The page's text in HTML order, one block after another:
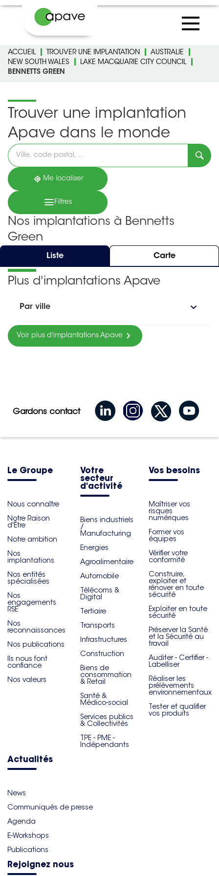
ACCUEIL TROUVER UNE IMPLANTATION
AUSTRALIE
NEW SOUTH WALES
LAKE MACQUARIE CITY COUNCIL
BENNETTS GREEN
Trouver une implantation
Apave dans le monde
Veuillez
renseigner
une
adresse
Me localiser
Filtres
Nos implantations à Bennetts
Green
Liste Carte
Plus d'implantations Apave
Par ville
Voir plus d'implantations Apave
Gardons contact
Le Groupe
Nous connaître
Notre Raison
d'Être
Notre ambition
Nos
implantations
Nos entités
spécialisées
Nos
engagements
RSE
Nos
reconnaissances
Nos publications
Ils nous font
confiance
Nos valeurs
Votre
secteur
d'activité
Biens industriels
/
Manufacturing
Energies
Agroalimentaire
Automobile
Télécoms &
Digital
Tertiaire
Transports
Infrastructures
Construction
Biens de
consommation
& Retail
Santé &
Médico-social
Services publics
& Collectivités
TPE - PME -
Indépendants
Vos besoins
Maîtriser vos
risques
numériques
Former vos
équipes
Vérifier votre
conformité
Construire,
exploiter et
rénover en toute
sécurité
Exploiter en toute
sécurité
Préserver la Santé
et la Sécurité au
travail
Auditer - Certifier -
Labelliser
Réaliser les
prélèvements
environnementaux
Tester et qualifier
vos produits
Actualités
News
Communiqués de presse
Agenda
E-Workshops
Publications
Rejoignez nous